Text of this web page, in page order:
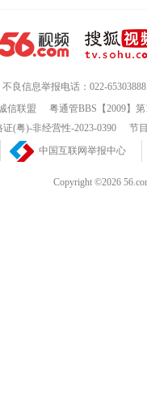
不良信息举报电话：022-65303888
信联盟
粤通管BBS【2009】
(粤)-非经营性-2023-0390
节
中国互联网举报中心
Copyright ©2026